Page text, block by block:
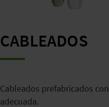
CABLEADOS
Cableados prefabricados
adecuada.